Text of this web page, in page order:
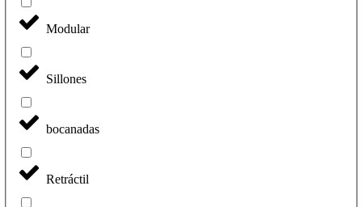
Modular
Sillones
bocanadas
Retráctil